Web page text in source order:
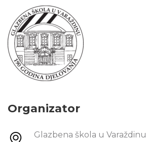
Organizator
Glazbena škola u Varaždinu